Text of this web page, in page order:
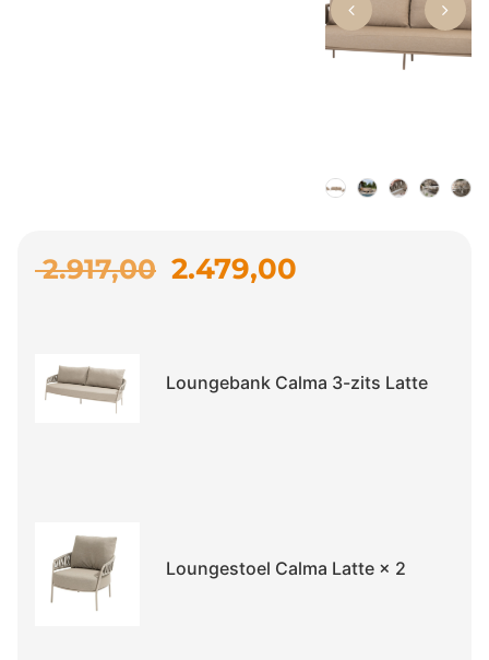
2.917,00 2.479,00
Loungebank Calma 3-zits Latte
Loungestoel Calma Latte × 2